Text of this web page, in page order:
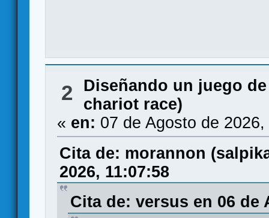
2
Diseñando un juego
chariot race)
« en: 07 de Agosto de
Cita de: morannon
2026, 11:07:58
Cita de: versus en 06 de